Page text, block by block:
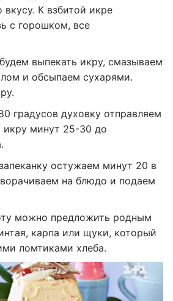
К взбитой икре
с горошком, все
выпекать икру, смазываем
и обсыпаем сухарями.
градусов духовку отправляем
минут 25-30 до
остужаем минут 20 в
на блюдо и подаем
можно предложить родным
карпа или щуки, который
ломтиками хлеба.